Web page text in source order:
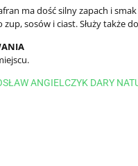
ma dość silny zapach i
sosów i ciast. Służy także
ANGIELCZYK DARY